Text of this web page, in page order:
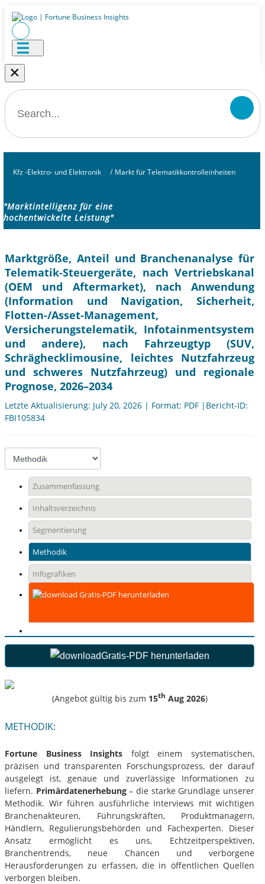
×
Kfz -Elektro- und Elektronik / Markt für Telematikkontrolleinheiten
"Marktintelligenz für eine
hochentwickelte Leistung"
Marktgröße, Anteil und Branchenanalyse für
Telematik-Steuergeräte, nach Vertriebskanal
(OEM und Aftermarket), nach Anwendung
(Information und Navigation, Sicherheit,
Flotten-/Asset-Management,
Versicherungstelematik, Infotainmentsystem
und andere), nach Fahrzeugtyp (SUV,
Schräghecklimousine, leichtes Nutzfahrzeug
und schweres Nutzfahrzeug) und regionale
Prognose, 2026–2034
Letzte Aktualisierung: July 20, 2026 | Format: PDF |Bericht-ID:
FBI105834
Zusammenfassung
Inhaltsverzeichnis
Segmentierung
Methodik
Infografiken
Gratis-PDF herunterladen
Gratis-PDF herunterladen
(Angebot gültig bis zum 15th Aug 2026)
METHODIK:
Fortune Business Insights folgt einem systematischen,
präzisen und transparenten Forschungsprozess, der darauf
ausgelegt ist, genaue und zuverlässige Informationen zu
liefern. Primärdatenerhebung– die starke Grundlage unserer
Methodik. Wir führen ausführliche Interviews mit wichtigen
Branchenakteuren, Führungskräften, Produktmanagern,
Händlern, Regulierungsbehörden und Fachexperten. Dieser
Ansatz ermöglicht es uns, Echtzeitperspektiven,
Branchentrends, neue Chancen und verborgene
Herausforderungen zu erfassen, die in öffentlichen Quellen
verborgen bleiben.